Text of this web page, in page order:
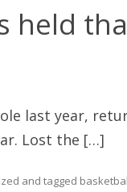
held
last year,
Lost the […]
and tagged